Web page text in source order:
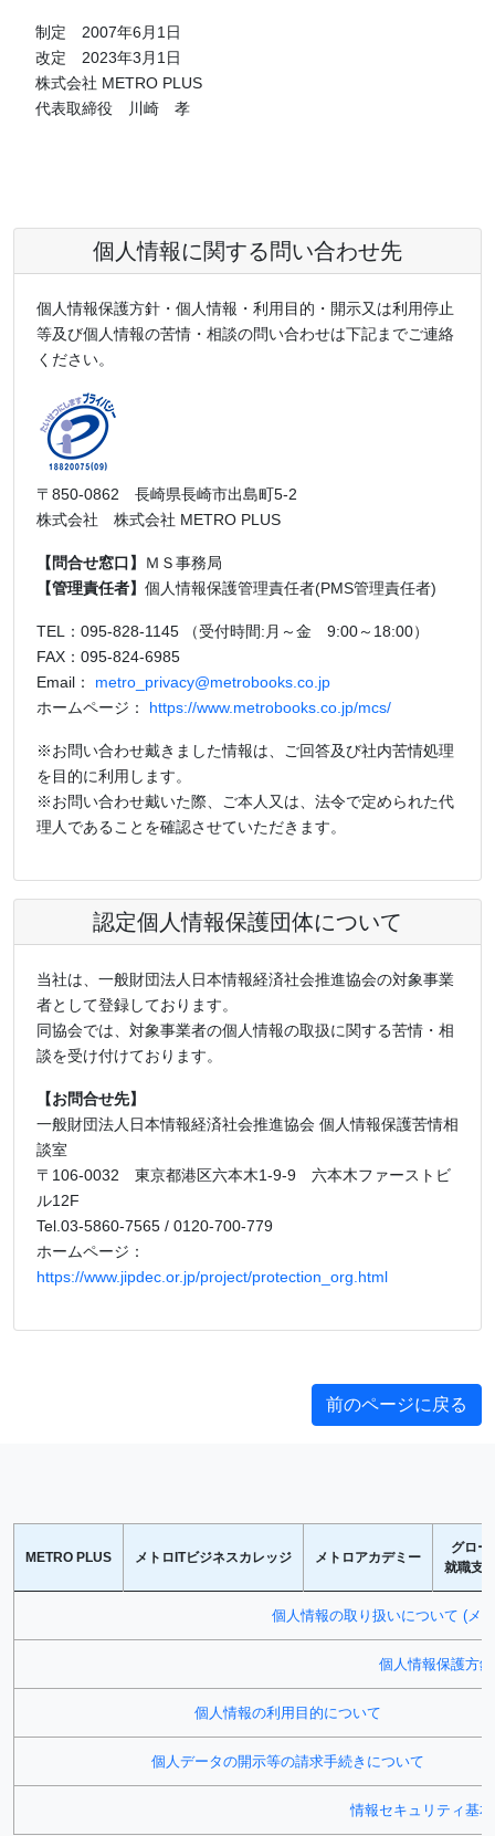
制定 2007年6月1日
改定 2023年3月1日
株式会社 METRO PLUS
代表取締役 川崎 孝
個人情報に関する問い合わせ先
個人情報保護方針・個人情報・利用目的・開示又は利用停止
等及び個人情報の苦情・相談の問い合わせは下記までご連絡
ください。
〒850-0862 長崎県長崎市出島町5-2
株式会社 株式会社 METRO PLUS
【問合せ窓口】
ＭＳ事務局
【管理責任者】 個人情報保護管理責任者(PMS管理責任者)
TEL：095-828-1145 （受付時間:月～金 9:00～18:00）
FAX：095-824-6985
Email： metro_privacy@metrobooks.co.jp
ホームページ： https://www.metrobooks.co.jp/mcs/
※お問い合わせ戴きました情報は、ご回答及び社内苦情処理
を目的に利用します。
※お問い合わせ戴いた際、ご本人又は、法令で定められた代
理人であることを確認させていただきます。
認定個人情報保護団体について
当社は、一般財団法人日本情報経済社会推進協会の対象事業
者として登録しております。
同協会では、対象事業者の個人情報の取扱に関する苦情・相
談を受け付けております。
【お問合せ先】
一般財団法人日本情報経済社会推進協会 個人情報保護苦情相
談室
〒106-0032 東京都港区六本木1-9-9 六本木ファーストビ
ル12F
Tel.03-5860-7565 / 0120-700-779
ホームページ：
https://www.jipdec.or.jp/project/protection_org.html
前のページに戻る
METRO PLUS メトロITビジネスカレッジ メトロアカデミー
グロー
就職支
個人情報の取り扱いについて (メ
個人情報保護方針
個人情報の利用目的について
個人データの開示等の請求手続きについて
情報セキュリティ基